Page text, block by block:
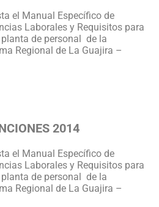
el Manual Específico de
Laborales y Requisitos para
de personal de la
Regional de La Guajira –
2014
el Manual Específico de
Laborales y Requisitos para
de personal de la
Regional de La Guajira –